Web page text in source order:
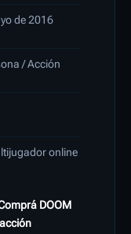
de 2016
/ Acción
online
DOOM